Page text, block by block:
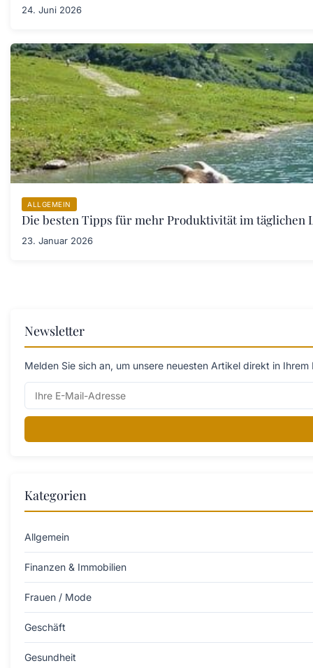
24. Juni 2026
ALLGEMEIN
Die besten Tipps für mehr Produktivität im täglichen
23. Januar 2026
Newsletter
Melden Sie sich an, um unsere neuesten Artikel direkt in
Kategorien
Allgemein
Finanzen & Immobilien
Frauen / Mode
Geschäft
Gesundheit